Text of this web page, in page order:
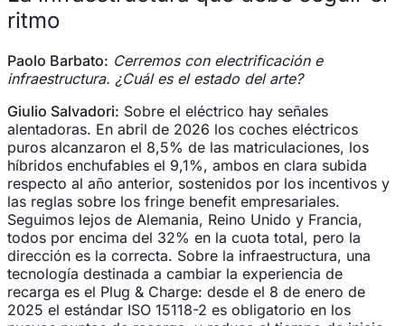
ritmo
Paolo Barbato: Cerremos con electrificación e
infraestructura. ¿Cuál es el estado del arte?
Giulio Salvadori: Sobre el eléctrico hay señales
alentadoras. En abril de 2026 los coches eléctricos
puros alcanzaron el 8,5% de las matriculaciones, los
híbridos enchufables el 9,1%, ambos en clara subida
respecto al año anterior, sostenidos por los incentivos y
las reglas sobre los fringe benefit empresariales.
Seguimos lejos de Alemania, Reino Unido y Francia,
todos por encima del 32% en la cuota total, pero la
dirección es la correcta. Sobre la infraestructura, una
tecnología destinada a cambiar la experiencia de
recarga es el Plug & Charge: desde el 8 de enero de
2025 el estándar ISO 15118-2 es obligatorio en los